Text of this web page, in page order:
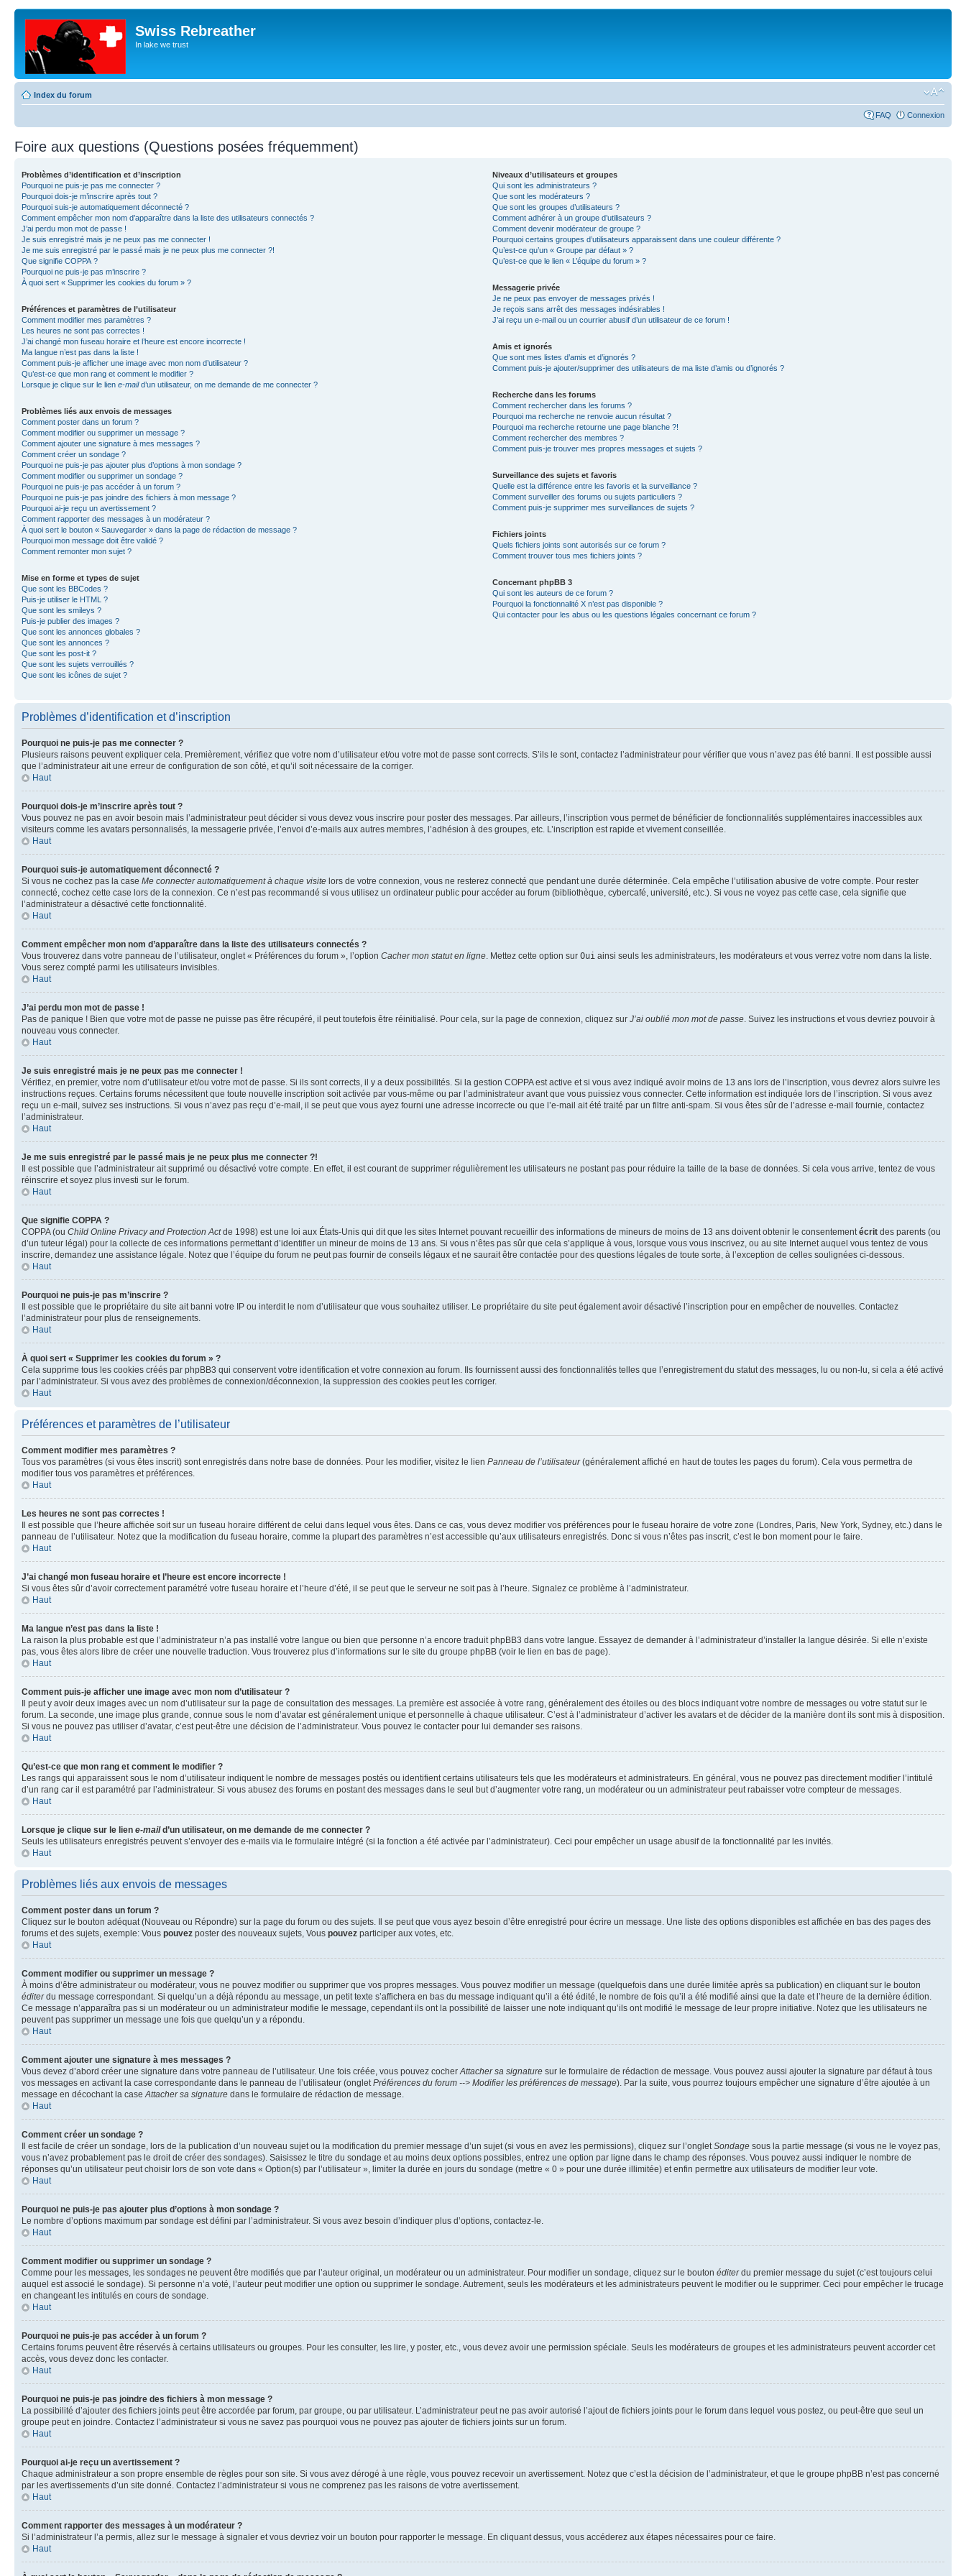
Swiss Rebreather
In lake we trust
Index du forum
FAQ Connexion
Foire aux questions (Questions posées fréquemment)
Problèmes d’identification et d’inscription
Pourquoi ne puis-je pas me connecter ?
Pourquoi dois-je m’inscrire après tout ?
Pourquoi suis-je automatiquement déconnecté ?
Comment empêcher mon nom d’apparaître dans la liste des utilisateurs connectés ?
J’ai perdu mon mot de passe !
Je suis enregistré mais je ne peux pas me connecter !
Je me suis enregistré par le passé mais je ne peux plus me connecter ?!
Que signifie COPPA ?
Pourquoi ne puis-je pas m’inscrire ?
À quoi sert « Supprimer les cookies du forum » ?
Préférences et paramètres de l’utilisateur
Comment modifier mes paramètres ?
Les heures ne sont pas correctes !
J’ai changé mon fuseau horaire et l’heure est encore incorrecte !
Ma langue n’est pas dans la liste !
Comment puis-je afficher une image avec mon nom d’utilisateur ?
Qu’est-ce que mon rang et comment le modifier ?
Lorsque je clique sur le lien e-maild’un utilisateur, on me demande de me connecter ?
Problèmes liés aux envois de messages
Comment poster dans un forum ?
Comment modifier ou supprimer un message ?
Comment ajouter une signature à mes messages ?
Comment créer un sondage ?
Pourquoi ne puis-je pas ajouter plus d’options à mon sondage ?
Comment modifier ou supprimer un sondage ?
Pourquoi ne puis-je pas accéder à un forum ?
Pourquoi ne puis-je pas joindre des fichiers à mon message ?
Pourquoi ai-je reçu un avertissement ?
Comment rapporter des messages à un modérateur ?
À quoi sert le bouton « Sauvegarder » dans la page de rédaction de message ?
Pourquoi mon message doit être validé ?
Comment remonter mon sujet ?
Mise en forme et types de sujet
Que sont les BBCodes ?
Puis-je utiliser le HTML ?
Que sont les smileys ?
Puis-je publier des images ?
Que sont les annonces globales ?
Que sont les annonces ?
Que sont les post-it ?
Que sont les sujets verrouillés ?
Que sont les icônes de sujet ?
Niveaux d’utilisateurs et groupes
Qui sont les administrateurs ?
Que sont les modérateurs ?
Que sont les groupes d’utilisateurs ?
Comment adhérer à un groupe d’utilisateurs ?
Comment devenir modérateur de groupe ?
Pourquoi certains groupes d’utilisateurs apparaissent dans une couleur différente ?
Qu’est-ce qu’un « Groupe par défaut » ?
Qu’est-ce que le lien « L’équipe du forum » ?
Messagerie privée
Je ne peux pas envoyer de messages privés !
Je reçois sans arrêt des messages indésirables !
J’ai reçu un e-mail ou un courrier abusif d’un utilisateur de ce forum !
Amis et ignorés
Que sont mes listes d’amis et d’ignorés ?
Comment puis-je ajouter/supprimer des utilisateurs de ma liste d’amis ou d’ignorés ?
Recherche dans les forums
Comment rechercher dans les forums ?
Pourquoi ma recherche ne renvoie aucun résultat ?
Pourquoi ma recherche retourne une page blanche ?!
Comment rechercher des membres ?
Comment puis-je trouver mes propres messages et sujets ?
Surveillance des sujets et favoris
Quelle est la différence entre les favoris et la surveillance ?
Comment surveiller des forums ou sujets particuliers ?
Comment puis-je supprimer mes surveillances de sujets ?
Fichiers joints
Quels fichiers joints sont autorisés sur ce forum ?
Comment trouver tous mes fichiers joints ?
Concernant phpBB 3
Qui sont les auteurs de ce forum ?
Pourquoi la fonctionnalité X n’est pas disponible ?
Qui contacter pour les abus ou les questions légales concernant ce forum ?
Problèmes d’identification et d’inscription
Pourquoi ne puis-je pas me connecter ?
Plusieurs raisons peuvent expliquer cela. Premièrement, vérifiez que votre nom d’utilisateur et/ou votre mot de passe sont corrects. S’ils le sont, contactez l’administrateur pour vérifier que vous n’avez pas été banni. Il est possible aussi
que l’administrateur ait une erreur de configuration de son côté, et qu’il soit nécessaire de la corriger.
Haut
Pourquoi dois-je m’inscrire après tout ?
Vous pouvez ne pas en avoir besoin mais l’administrateur peut décider si vous devez vous inscrire pour poster des messages. Par ailleurs, l’inscription vous permet de bénéficier de fonctionnalités supplémentaires inaccessibles aux
visiteurs comme les avatars personnalisés, la messagerie privée, l’envoi d’e-mails aux autres membres, l’adhésion à des groupes, etc. L’inscription est rapide et vivement conseillée.
Haut
Pourquoi suis-je automatiquement déconnecté ?
Si vous ne cochez pas la case Me connecter automatiquement à chaque visite lors de votre connexion, vous ne resterez connecté que pendant une durée déterminée. Cela empêche l’utilisation abusive de votre compte. Pour rester
connecté, cochez cette case lors de la connexion. Ce n’est pas recommandé si vous utilisez un ordinateur public pour accéder au forum (bibliothèque, cybercafé, université, etc.). Si vous ne voyez pas cette case, cela signifie que
l’administrateur a désactivé cette fonctionnalité.
Haut
Comment empêcher mon nom d’apparaître dans la liste des utilisateurs connectés ?
Vous trouverez dans votre panneau de l’utilisateur, onglet « Préférences du forum », l’option Cacher mon statut en ligne. Mettez cette option sur Oui ainsi seuls les administrateurs, les modérateurs et vous verrez votre nom dans la liste.
Vous serez compté parmi les utilisateurs invisibles.
Haut
J’ai perdu mon mot de passe !
Pas de panique ! Bien que votre mot de passe ne puisse pas être récupéré, il peut toutefois être réinitialisé. Pour cela, sur la page de connexion, cliquez sur J’ai oublié mon mot de passe. Suivez les instructions et vous devriez pouvoir à
nouveau vous connecter.
Haut
Je suis enregistré mais je ne peux pas me connecter !
Vérifiez, en premier, votre nom d’utilisateur et/ou votre mot de passe. Si ils sont corrects, il y a deux possibilités. Si la gestion COPPA est active et si vous avez indiqué avoir moins de 13 ans lors de l’inscription, vous devrez alors suivre les
instructions reçues. Certains forums nécessitent que toute nouvelle inscription soit activée par vous-même ou par l’administrateur avant que vous puissiez vous connecter. Cette information est indiquée lors de l’inscription. Si vous avez
reçu un e-mail, suivez ses instructions. Si vous n’avez pas reçu d’e-mail, il se peut que vous ayez fourni une adresse incorrecte ou que l’e-mail ait été traité par un filtre anti-spam. Si vous êtes sûr de l’adresse e-mail fournie, contactez
l’administrateur.
Haut
Je me suis enregistré par le passé mais je ne peux plus me connecter ?!
Il est possible que l’administrateur ait supprimé ou désactivé votre compte. En effet, il est courant de supprimer régulièrement les utilisateurs ne postant pas pour réduire la taille de la base de données. Si cela vous arrive, tentez de vous
réinscrire et soyez plus investi sur le forum.
Haut
Que signifie COPPA ?
COPPA (ou Child Online Privacy and Protection Actde 1998) est une loi aux États-Unis qui dit que les sites Internet pouvant recueillir des informations de mineurs de moins de 13 ans doivent obtenir le consentementécrit des parents (ou
d’un tuteur légal) pour la collecte de ces informations permettant d’identifier un mineur de moins de 13 ans. Si vous n’êtes pas sûr que cela s’applique à vous, lorsque vous vous inscrivez, ou au site Internet auquel vous tentez de vous
inscrire, demandez une assistance légale. Notez que l’équipe du forum ne peut pas fournir de conseils légaux et ne saurait être contactée pour des questions légales de toute sorte, à l’exception de celles soulignées ci-dessous.
Haut
Pourquoi ne puis-je pas m’inscrire ?
Il est possible que le propriétaire du site ait banni votre IP ou interdit le nom d’utilisateur que vous souhaitez utiliser. Le propriétaire du site peut également avoir désactivé l’inscription pour en empêcher de nouvelles. Contactez
l’administrateur pour plus de renseignements.
Haut
À quoi sert « Supprimer les cookies du forum » ?
Cela supprime tous les cookies créés par phpBB3 qui conservent votre identification et votre connexion au forum. Ils fournissent aussi des fonctionnalités telles que l’enregistrement du statut des messages, lu ou non-lu, si cela a été activé
par l’administrateur. Si vous avez des problèmes de connexion/déconnexion, la suppression des cookies peut les corriger.
Haut
Préférences et paramètres de l’utilisateur
Comment modifier mes paramètres ?
Tous vos paramètres (si vous êtes inscrit) sont enregistrés dans notre base de données. Pour les modifier, visitez le lien Panneau de l’utilisateur(généralement affiché en haut de toutes les pages du forum). Cela vous permettra de
modifier tous vos paramètres et préférences.
Haut
Les heures ne sont pas correctes !
Il est possible que l’heure affichée soit sur un fuseau horaire différent de celui dans lequel vous êtes. Dans ce cas, vous devez modifier vos préférences pour le fuseau horaire de votre zone (Londres, Paris, New York, Sydney, etc.) dans le
panneau de l’utilisateur. Notez que la modification du fuseau horaire, comme la plupart des paramètres n’est accessible qu’aux utilisateurs enregistrés. Donc si vous n’êtes pas inscrit, c’est le bon moment pour le faire.
Haut
J’ai changé mon fuseau horaire et l’heure est encore incorrecte !
Si vous êtes sûr d’avoir correctement paramétré votre fuseau horaire et l’heure d’été, il se peut que le serveur ne soit pas à l’heure. Signalez ce problème à l’administrateur.
Haut
Ma langue n’est pas dans la liste !
La raison la plus probable est que l’administrateur n’a pas installé votre langue ou bien que personne n’a encore traduit phpBB3 dans votre langue. Essayez de demander à l’administrateur d’installer la langue désirée. Si elle n’existe
pas, vous êtes alors libre de créer une nouvelle traduction. Vous trouverez plus d’informations sur le site du groupe phpBB (voir le lien en bas de page).
Haut
Comment puis-je afficher une image avec mon nom d’utilisateur ?
Il peut y avoir deux images avec un nom d’utilisateur sur la page de consultation des messages. La première est associée à votre rang, généralement des étoiles ou des blocs indiquant votre nombre de messages ou votre statut sur le
forum. La seconde, une image plus grande, connue sous le nom d’avatar est généralement unique et personnelle à chaque utilisateur. C’est à l’administrateur d’activer les avatars et de décider de la manière dont ils sont mis à disposition.
Si vous ne pouvez pas utiliser d’avatar, c’est peut-être une décision de l’administrateur. Vous pouvez le contacter pour lui demander ses raisons.
Haut
Qu’est-ce que mon rang et comment le modifier ?
Les rangs qui apparaissent sous le nom d’utilisateur indiquent le nombre de messages postés ou identifient certains utilisateurs tels que les modérateurs et administrateurs. En général, vous ne pouvez pas directement modifier l’intitulé
d’un rang car il est paramétré par l’administrateur. Si vous abusez des forums en postant des messages dans le seul but d’augmenter votre rang, un modérateur ou un administrateur peut rabaisser votre compteur de messages.
Haut
Lorsque je clique sur le lien e-maild’un utilisateur, on me demande de me connecter ?
Seuls les utilisateurs enregistrés peuvent s’envoyer des e-mails via le formulaire intégré (si la fonction a été activée par l’administrateur). Ceci pour empêcher un usage abusif de la fonctionnalité par les invités.
Haut
Problèmes liés aux envois de messages
Comment poster dans un forum ?
Cliquez sur le bouton adéquat (Nouveau ou Répondre) sur la page du forum ou des sujets. Il se peut que vous ayez besoin d’être enregistré pour écrire un message. Une liste des options disponibles est affichée en bas des pages des
forums et des sujets, exemple: Vous pouvez poster des nouveaux sujets, Vous pouvez participer aux votes, etc.
Haut
Comment modifier ou supprimer un message ?
À moins d’être administrateur ou modérateur, vous ne pouvez modifier ou supprimer que vos propres messages. Vous pouvez modifier un message (quelquefois dans une durée limitée après sa publication) en cliquant sur le bouton
éditerdu message correspondant. Si quelqu’un a déjà répondu au message, un petit texte s’affichera en bas du message indiquant qu’il a été édité, le nombre de fois qu’il a été modifié ainsi que la date et l’heure de la dernière édition.
Ce message n’apparaîtra pas si un modérateur ou un administrateur modifie le message, cependant ils ont la possibilité de laisser une note indiquant qu’ils ont modifié le message de leur propre initiative. Notez que les utilisateurs ne
peuvent pas supprimer un message une fois que quelqu’un y a répondu.
Haut
Comment ajouter une signature à mes messages ?
Vous devez d’abord créer une signature dans votre panneau de l’utilisateur. Une fois créée, vous pouvez cocherAttacher sa signature sur le formulaire de rédaction de message. Vous pouvez aussi ajouter la signature par défaut à tous
vos messages en activant la case correspondante dans le panneau de l’utilisateur (ongletPréférences du forum --> Modifier les préférences de message). Par la suite, vous pourrez toujours empêcher une signature d’être ajoutée à un
message en décochant la caseAttacher sa signature dans le formulaire de rédaction de message.
Haut
Comment créer un sondage ?
Il est facile de créer un sondage, lors de la publication d’un nouveau sujet ou la modification du premier message d’un sujet (si vous en avez les permissions), cliquez sur l’ongletSondage sous la partie message (si vous ne le voyez pas,
vous n’avez probablement pas le droit de créer des sondages). Saisissez le titre du sondage et au moins deux options possibles, entrez une option par ligne dans le champ des réponses. Vous pouvez aussi indiquer le nombre de
réponses qu’un utilisateur peut choisir lors de son vote dans « Option(s) par l’utilisateur », limiter la durée en jours du sondage (mettre « 0 » pour une durée illimitée) et enfin permettre aux utilisateurs de modifier leur vote.
Haut
Pourquoi ne puis-je pas ajouter plus d’options à mon sondage ?
Le nombre d’options maximum par sondage est défini par l’administrateur. Si vous avez besoin d’indiquer plus d’options, contactez-le.
Haut
Comment modifier ou supprimer un sondage ?
Comme pour les messages, les sondages ne peuvent être modifiés que par l’auteur original, un modérateur ou un administrateur. Pour modifier un sondage, cliquez sur le bouton éditerdu premier message du sujet (c’est toujours celui
auquel est associé le sondage). Si personne n’a voté, l’auteur peut modifier une option ou supprimer le sondage. Autrement, seuls les modérateurs et les administrateurs peuvent le modifier ou le supprimer. Ceci pour empêcher le trucage
en changeant les intitulés en cours de sondage.
Haut
Pourquoi ne puis-je pas accéder à un forum ?
Certains forums peuvent être réservés à certains utilisateurs ou groupes. Pour les consulter, les lire, y poster, etc., vous devez avoir une permission spéciale. Seuls les modérateurs de groupes et les administrateurs peuvent accorder cet
accès, vous devez donc les contacter.
Haut
Pourquoi ne puis-je pas joindre des fichiers à mon message ?
La possibilité d’ajouter des fichiers joints peut être accordée par forum, par groupe, ou par utilisateur. L’administrateur peut ne pas avoir autorisé l’ajout de fichiers joints pour le forum dans lequel vous postez, ou peut-être que seul un
groupe peut en joindre. Contactez l’administrateur si vous ne savez pas pourquoi vous ne pouvez pas ajouter de fichiers joints sur un forum.
Haut
Pourquoi ai-je reçu un avertissement ?
Chaque administrateur a son propre ensemble de règles pour son site. Si vous avez dérogé à une règle, vous pouvez recevoir un avertissement. Notez que c’est la décision de l’administrateur, et que le groupe phpBB n’est pas concerné
par les avertissements d’un site donné. Contactez l’administrateur si vous ne comprenez pas les raisons de votre avertissement.
Haut
Comment rapporter des messages à un modérateur ?
Si l’administrateur l’a permis, allez sur le message à signaler et vous devriez voir un bouton pour rapporter le message. En cliquant dessus, vous accéderez aux étapes nécessaires pour ce faire.
Haut